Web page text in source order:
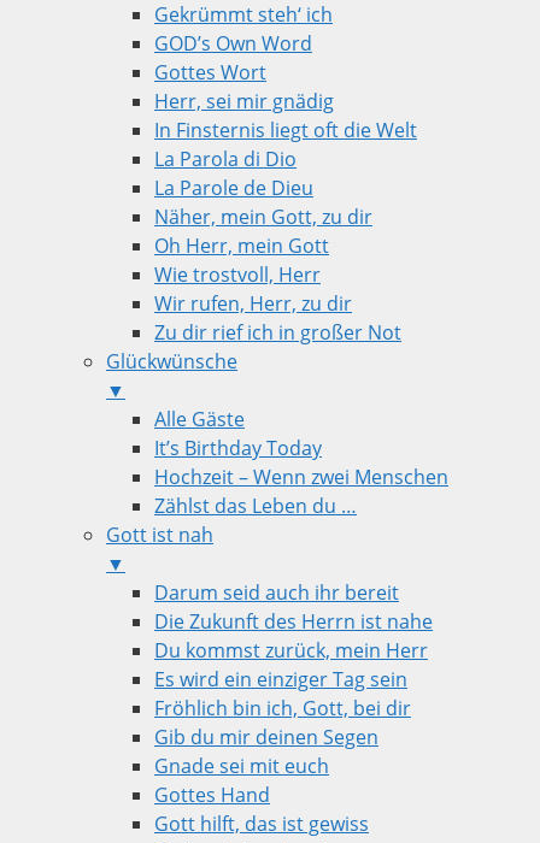
Gekrümmt steh‘ ich
GOD’s Own Word
Gottes Wort
Herr, sei mir gnädig
In Finsternis liegt oft die Welt
La Parola di Dio
La Parole de Dieu
Näher, mein Gott, zu dir
Oh Herr, mein Gott
Wie trostvoll, Herr
Wir rufen, Herr, zu dir
Zu dir rief ich in großer Not
Glückwünsche
▼
Alle Gäste
It’s Birthday Today
Hochzeit – Wenn zwei Menschen
Zählst das Leben du …
Gott ist nah
▼
Darum seid auch ihr bereit
Die Zukunft des Herrn ist nahe
Du kommst zurück, mein Herr
Es wird ein einziger Tag sein
Fröhlich bin ich, Gott, bei dir
Gib du mir deinen Segen
Gnade sei mit euch
Gottes Hand
Gott hilft, das ist gewiss